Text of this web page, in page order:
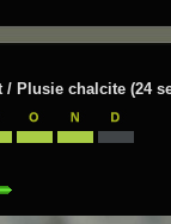
Plusie chalcite (24